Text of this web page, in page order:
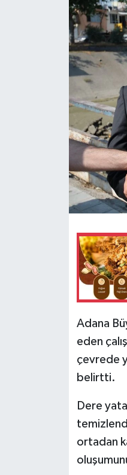
Adana
eden
çevrede
belirtti.
Dere
ortadan
Resmi İlanlar
Yerel Yönetimler
Yurttan